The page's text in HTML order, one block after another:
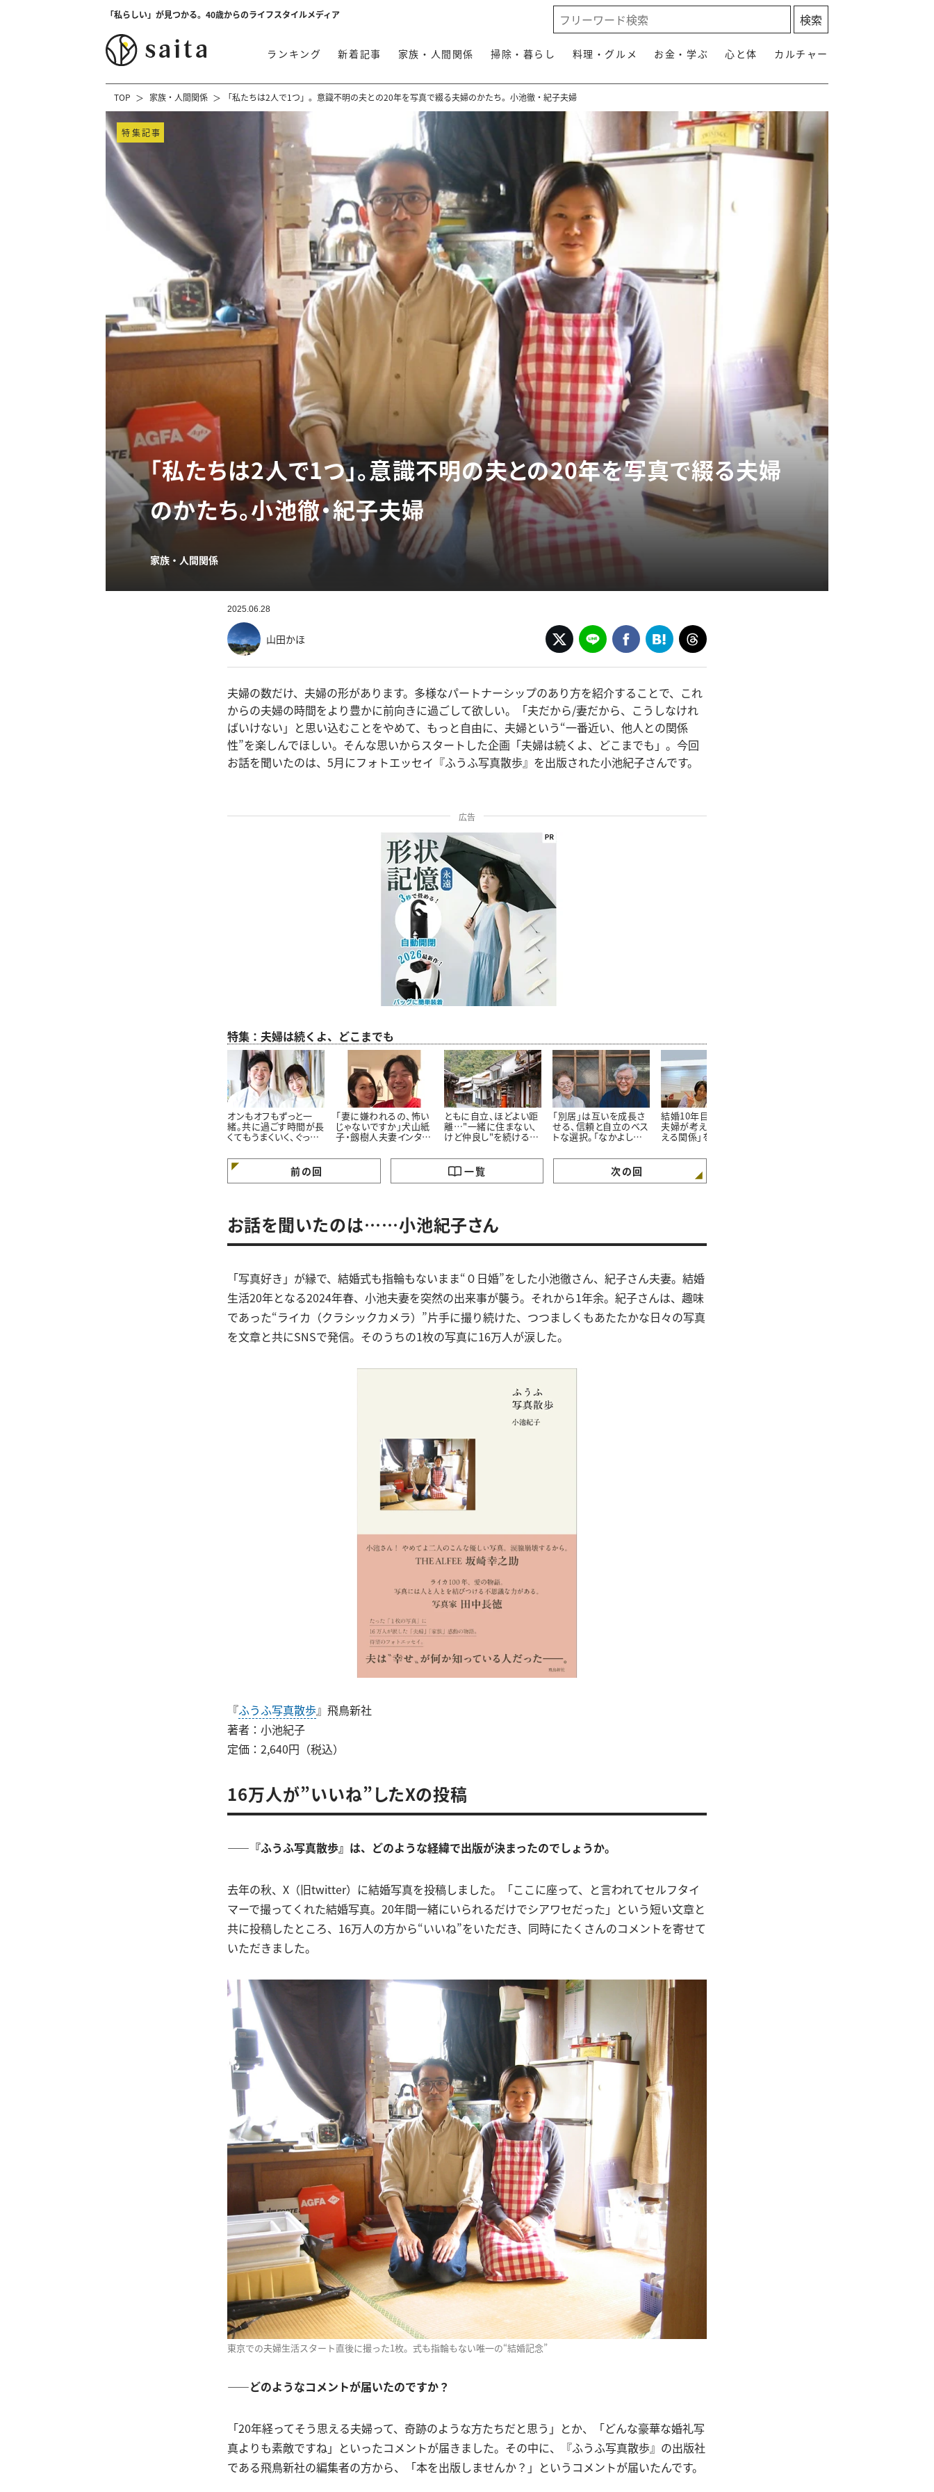
「私らしい」が見つかる。40歳からのライフスタイルメディア
ランキング 新着記事 家族・人間関係 掃除・暮らし 料理・グルメ お金・学ぶ 心と体 カルチャー
TOP 家族・人間関係 「私たちは2人で1つ」。意識不明の夫との20年を写真で綴る夫婦のかたち。小池徹・紀子夫婦
特集記事
「私たちは2人で1つ」。意識不明の夫との20年を写真で綴る夫婦
のかたち。小池徹・紀子夫婦
家族・人間関係
2025.06.28
山田かほ
夫婦の数だけ、夫婦の形があります。多様なパートナーシップのあり方を紹介することで、これ
からの夫婦の時間をより豊かに前向きに過ごして欲しい。「夫だから/妻だから、こうしなけれ
ばいけない」と思い込むことをやめて、もっと自由に、夫婦という“一番近い、他人との関係
性”を楽しんでほしい。そんな思いからスタートした企画「夫婦は続くよ、どこまでも」。今回
お話を聞いたのは、5月にフォトエッセイ『ふうふ写真散歩』を出版された小池紀子さんです。
広告
特集：夫婦は続くよ、どこまでも
オンもオフもずっと一
緒。共に過ごす時間が長
くてもうまくいく、ぐっち
替え方」
「妻に嫌われるの、怖い
じゃないですか」犬山紙
子・劔樹人夫妻インタビ
どこまでも
ともに自立、ほどよい距
離…"一緒に住まない、
けど仲良し"を続けるた
ンタビュー後編
「別居」は互いを成長さ
せる、信頼と自立のベス
トな選択。「なかよし別
んインタビュー前編
結婚10年目のNPO代表
夫婦が考える「尊敬し合
える関係」を続けるため
前の回 一覧 次の回
お話を聞いたのは……小池紀子さん
「写真好き」が縁で、結婚式も指輪もないまま“０日婚”をした小池徹さん、紀子さん夫妻。結婚
生活20年となる2024年春、小池夫妻を突然の出来事が襲う。それから1年余。紀子さんは、趣味
であった“ライカ（クラシックカメラ）”片手に撮り続けた、つつましくもあたたかな日々の写真
を文章と共にSNSで発信。そのうちの1枚の写真に16万人が涙した。
『ふうふ写真散歩』飛鳥新社
著者：小池紀子
定価：2,640円（税込）
16万人が”いいね”したXの投稿
――『ふうふ写真散歩』は、どのような経緯で出版が決まったのでしょうか。
去年の秋、X（旧twitter）に結婚写真を投稿しました。「ここに座って、と言われてセルフタイ
マーで撮ってくれた結婚写真。20年間一緒にいられるだけでシアワセだった」という短い文章と
共に投稿したところ、16万人の方から“いいね”をいただき、同時にたくさんのコメントを寄せて
いただきました。
東京での夫婦生活スタート直後に撮った1枚。式も指輪もない唯一の“結婚記念”
――どのようなコメントが届いたのですか？
「20年経ってそう思える夫婦って、奇跡のような方たちだと思う」とか、「どんな豪華な婚礼写
真よりも素敵ですね」といったコメントが届きました。その中に、『ふうふ写真散歩』の出版社
である飛鳥新社の編集者の方から、「本を出版しませんか？」というコメントが届いたんです。